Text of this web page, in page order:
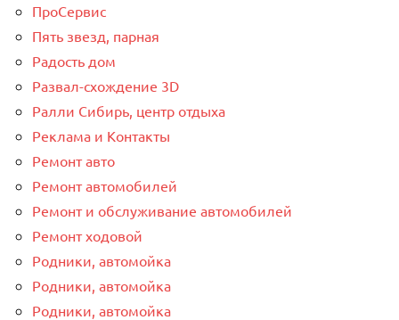
ПроСервис
Пять звезд, парная
Радость дом
Развал-схождение 3D
Ралли Сибирь, центр отдыха
Реклама и Контакты
Ремонт авто
Ремонт автомобилей
Ремонт и обслуживание автомобилей
Ремонт ходовой
Родники, автомойка
Родники, автомойка
Родники, автомойка